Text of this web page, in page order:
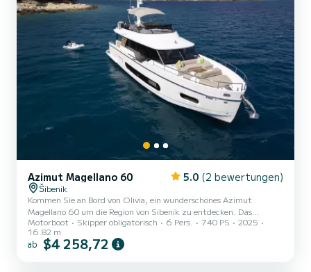
Azimut Magellano 60 5.0 (2 bewertungen)
Šibenik
Kommen Sie an Bord von Olivia, ein wunderschönes Azimut
Magellano 60 um die Region von Sibenik zu entdecken. Das
Motorboot wurde 2025 gebaut und verspricht hohen Komfort auf
See. Das Boot hat 3 Kabinen mit allem Komfort und eine Kapazität
von 6 Personen. Mit einer Gesamtlänge von 17 Metern wird es Ihr
Motorboot Skipper obligatorisch 6 Pers. 740 PS
2025
16.82 m
ab $4 258,72